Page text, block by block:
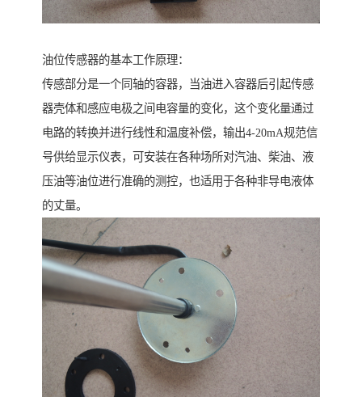
油位传感器的基本工作原理：
传感部分是一个同轴的容器，当油进入容器后引起传感
器壳体和感应电极之间电容量的变化，这个变化量通过
电路的转换并进行线性和温度补偿，输出4-20mA规范信
号供给显示仪表，可安装在各种场所对汽油、柴油、液
压油等油位进行准确的测控，也适用于各种非导电液体
的丈量。